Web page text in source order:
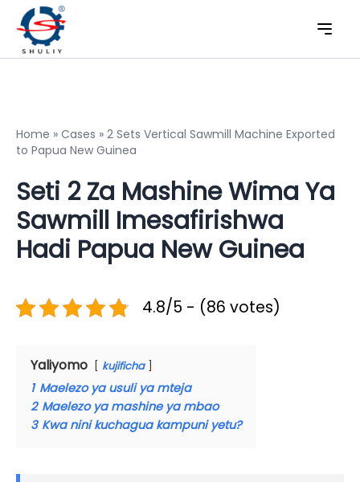
Home » Cases » 2 Sets Vertical Sawmill Machine Exported
to Papua New Guinea
Seti 2 Za Mashine Wima Ya
Sawmill Imesafirishwa
Hadi Papua New Guinea
4.8/5 - (86 votes)
Yaliyomo kujificha
1 Maelezo ya usuli ya mteja
2 Maelezo ya mashine ya mbao
3 Kwa nini kuchagua kampuni yetu?